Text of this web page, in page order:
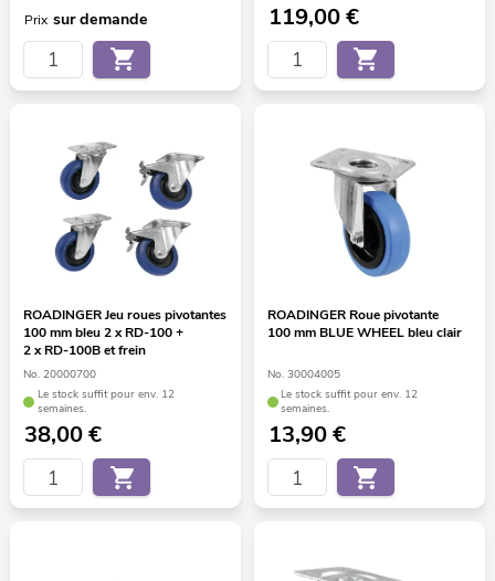
Prix sur demande 119,00€
ROADINGER Jeu roues pivotantes
100 mm bleu 2 x RD-100 +
2 x RD-100B et frein
No. 20000700
Le stock suffit pour env. 12
semaines.
38,00€
ROADINGER Roue pivotante
100 mm BLUE WHEEL bleu clair
No. 30004005
Le stock suffit pour env. 12
semaines.
13,90€